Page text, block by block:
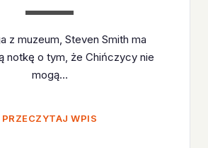
z muzeum, Steven Smith ma
notkę o tym, że Chińczycy nie
mogą…
PRZECZYTAJ WPIS